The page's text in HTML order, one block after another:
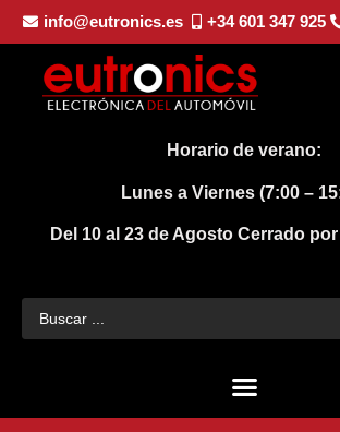
info@eutronics.es +34 601 347 925
Horario de verano:
Lunes a Viernes (7:00 –
Del 10 al 23 de Agosto Cerrado